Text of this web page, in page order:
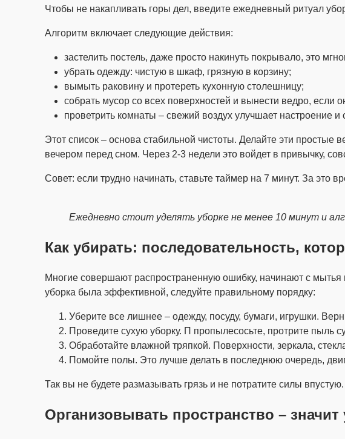
Чтобы не накапливать горы дел, введите ежедневный ритуал
Алгоритм включает следующие действия:
застелить постель, даже просто накинуть покрывало, это
убрать одежду: чистую в шкаф, грязную в корзину;
вымыть раковину и протереть кухонную столешницу;
собрать мусор со всех поверхностей и вынести ведро, если
проветрить комнаты – свежий воздух улучшает настроение и
Этот список – основа стабильной чистоты. Делайте эти
вечером перед сном. Через 2-3 недели это войдет в привычку,
Совет: если трудно начинать, ставьте таймер на 7 минут. За
Ежедневно стоит уделять уборке не менее 10 минут и
Как убирать: последовательность,
Многие совершают распространенную ошибку, начинают с
уборка была эффективной, следуйте правильному порядку:
Уберите все лишнее – одежду, посуду, бумаги, игрушки.
Проведите сухую уборку. П пропылесосьте, протрите пыль
Обработайте влажной тряпкой. Поверхности, зеркала,
Помойте полы. Это лучше делать в последнюю очередь,
Так вы не будете размазывать грязь и не потратите силы
Организовывать пространство –